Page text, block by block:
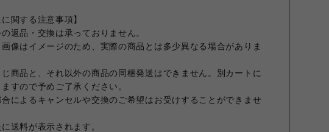
関する注意事項】
返品・交換は承っておりません。
像はイメージのため、実際の商品とは多少異なる場合がありま
じ商品と、それ以外の商品の同梱発送はできません。別カートに
すので予めご了承ください。
合によるキャンセルや交換のご希望はお受けすることができませ
送料が表示されます。